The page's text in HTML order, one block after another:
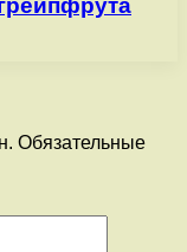
Обязательные